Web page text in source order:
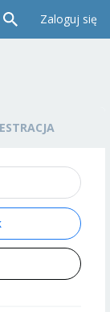
Zaloguj się